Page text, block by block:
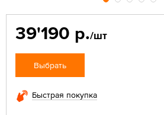
39'190 р./шт
Выбрать
Быстрая покупка